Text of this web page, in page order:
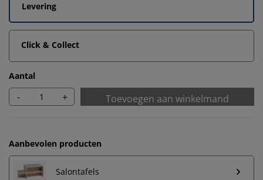
Levering
Click & Collect
Aantal
- + Toevoegen aan winkelmand
Aanbevolen producten
Salontafels